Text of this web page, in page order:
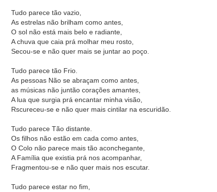
Tudo parece tão vazio,
As estrelas não brilham como antes,
O sol não está mais belo e radiante,
A chuva que caia prá molhar meu rosto,
Secou-se e não quer mais se juntar ao poço.
Tudo parece tão Frio.
As pessoas Não se abraçam como antes,
as músicas não juntão corações amantes,
A lua que surgia prá encantar minha visão,
Rscureceu-se e não quer mais cintilar na escuridão.
Tudo parece Tão distante.
Os filhos não estão em cada como antes,
O Colo não parece mais tão aconchegante,
A Família que existia prá nos acompanhar,
Fragmentou-se e não quer mais nos escutar.
Tudo parece estar no fim,